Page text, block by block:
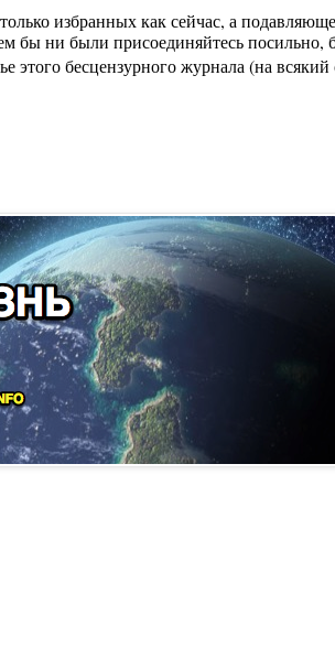
избранных как сейчас, а
ни были присоединяйтесь посильно,
бесцензурного журнала (на